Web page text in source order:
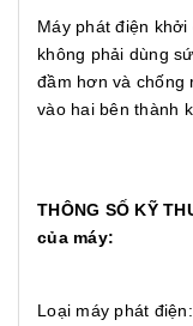
Máy phát điện
không phải dùng
đầm hơn và chống
vào hai bên thành
THÔNG SỐ KỸ
của máy:
Loại máy phát